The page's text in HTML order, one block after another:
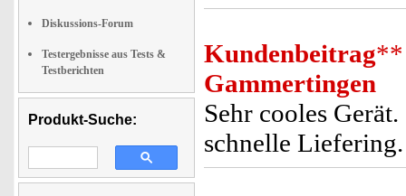
Diskussions-Forum
Testergebnisse aus Tests &
Testberichten
Produkt-Suche:
Kundenbeitrag**
Gammertingen
Sehr cooles
schnelle